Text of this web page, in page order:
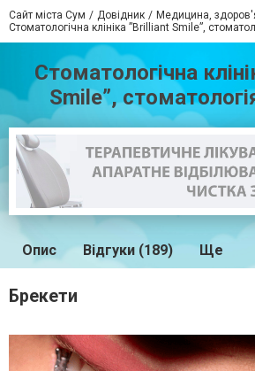
Сайт міста Сум Довідник Медицина,
Стоматологічна клініка ”Brilliant Smile”,
Стоматологічна
Smile”,
Опис Відгуки (189) Ще
Брекети